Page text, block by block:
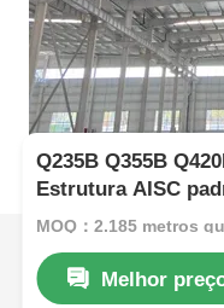
Q235B Q355B
Estrutura AISC
Melhor